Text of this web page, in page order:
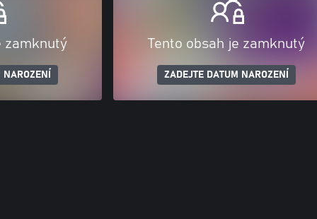
zamknutý Tento obsah je zamknutý
ZADEJTE DATUM NAROZENÍ